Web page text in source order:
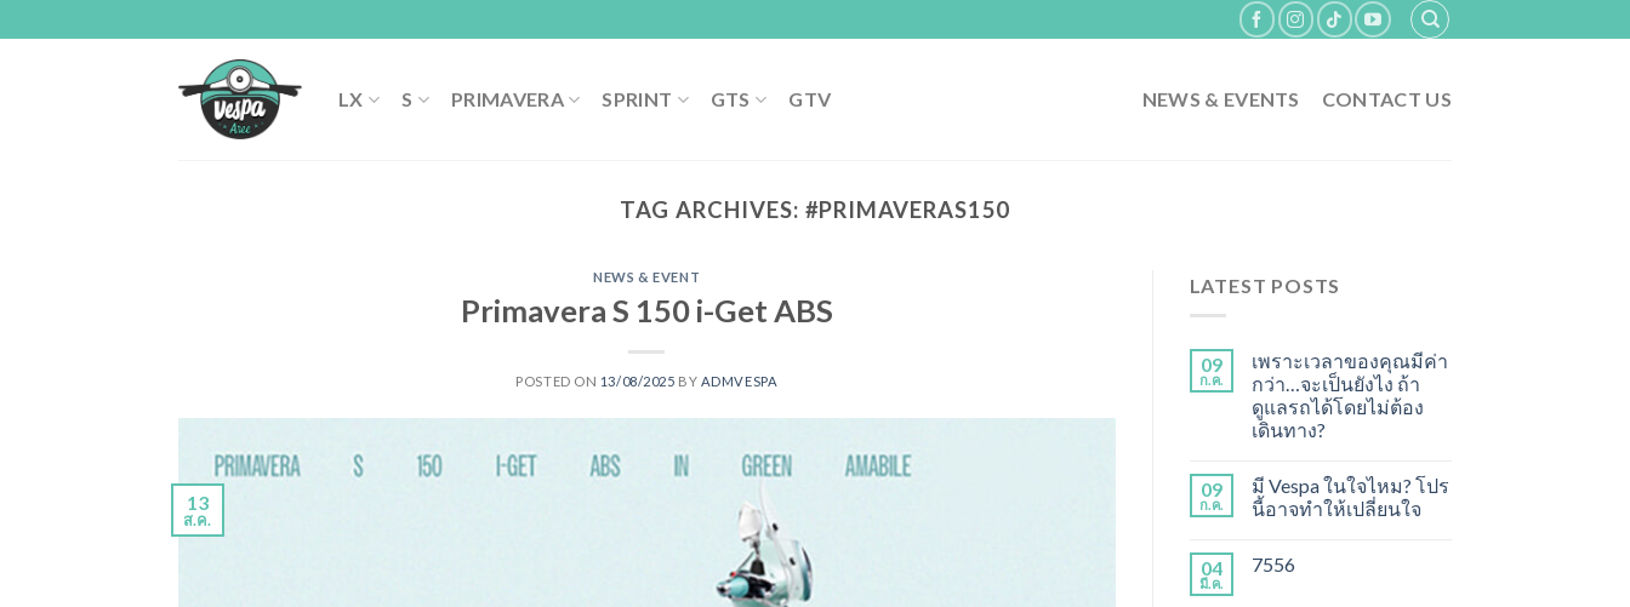
to
LX
S PRIMAVERA SPRINT GTS GTV NEWS & EVENTS CONTACT US
TAG ARCHIVES: #PRIMAVERAS150
NEWS & EVENT
Primavera S 150 i-Get ABS
POSTED ON 13/08/2025 BY ADMVESPA
13
ส.ค.
LATEST POSTS
09
ก.ค.
เพราะเวลาของคุณมีค่า
กว่า…จะเป็นยังไง ถ้า
ดูแลรถได้โดยไม่ต้อง
เดินทาง?
09
ก.ค.
มี Vespa ในใจไหม? โปร
นี้อาจทำให้เปลี่ยนใจ
04
มี.ค.
7556